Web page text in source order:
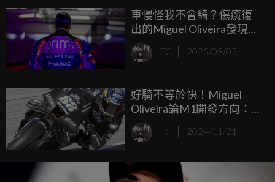
車慢怪我不會騎？傷癒復
出的Miguel Oliveira發現自
己明年沒車騎：我有點驚
訝，但人生就是這樣... ...
TC 2025/09/05
好騎不等於快！Miguel
Oliveira論M1開發方向：最
快的車通常都不是最舒服
的車！TC 2024/11/21